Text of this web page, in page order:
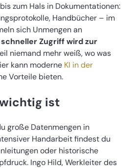
zum Hals in Dokumentationen:
Handbücher – im
sich Unmengen an
schneller Zugriff wird zur
niemand mehr weiß, wo was
kann moderne KI in der
Vorteile bieten.
ist
große Datenmengen in
Handarbeit findest du
oder historische
Ingo Hild, Werkleiter des